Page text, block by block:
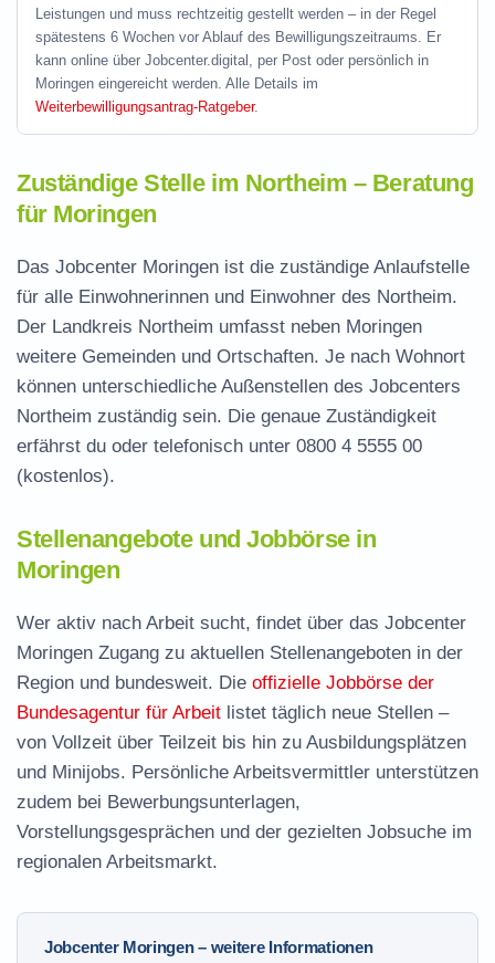
Leistungen und muss rechtzeitig gestellt werden – in der Regel
spätestens 6 Wochen vor Ablauf des Bewilligungszeitraums. Er
kann online über Jobcenter.digital, per Post oder persönlich in
Moringen eingereicht werden. Alle Details im
Weiterbewilligungsantrag-Ratgeber.
Zuständige Stelle im Northeim – Beratung
für Moringen
Das Jobcenter Moringen ist die zuständige Anlaufstelle
für alle Einwohnerinnen und Einwohner des Northeim.
Der Landkreis Northeim umfasst neben Moringen
weitere Gemeinden und Ortschaften. Je nach Wohnort
können unterschiedliche Außenstellen des Jobcenters
Northeim zuständig sein. Die genaue Zuständigkeit
erfährst du oder telefonisch unter 0800 4 5555 00
(kostenlos).
Stellenangebote und Jobbörse in
Moringen
Wer aktiv nach Arbeit sucht, findet über das Jobcenter
Moringen Zugang zu aktuellen Stellenangeboten in der
Region und bundesweit. Die offizielle Jobbörse der
Bundesagentur für Arbeit listet täglich neue Stellen –
von Vollzeit über Teilzeit bis hin zu Ausbildungsplätzen
und Minijobs. Persönliche Arbeitsvermittler unterstützen
zudem bei Bewerbungsunterlagen,
Vorstellungsgesprächen und der gezielten Jobsuche im
regionalen Arbeitsmarkt.
Jobcenter Moringen – weitere Informationen